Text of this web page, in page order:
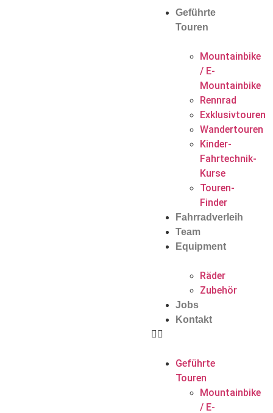
Geführte
Touren
Mountainbike
/ E-
Mountainbike
Rennrad
Exklusivtouren
Wandertouren
Kinder-
Fahrtechnik-
Kurse
Touren-
Finder
Fahrradverleih
Team
Equipment
Räder
Zubehör
Jobs
Kontakt
Geführte
Touren
Mountainbike
/ E-